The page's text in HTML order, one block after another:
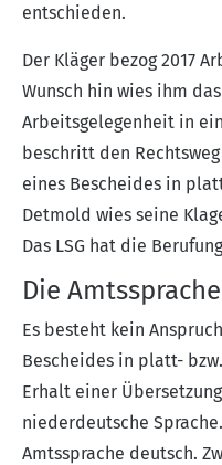
entschieden.
Der Kläger bezog 2017
Wunsch hin wies ihm
Arbeitsgelegenheit in
beschritt den
eines Bescheides in
Detmold wies seine
Das LSG hat die
Die
Es besteht kein
Bescheides in platt-
Erhalt einer
niederdeutsche Sprache.
Amtssprache deutsch.